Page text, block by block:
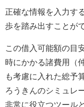
正確な情報を入力す
歩を踏み出すことが
この借入可能額の目
時にかかる諸費用（
も考慮に入れた総予
ろうきんのシミュレ
非常に役立つツール